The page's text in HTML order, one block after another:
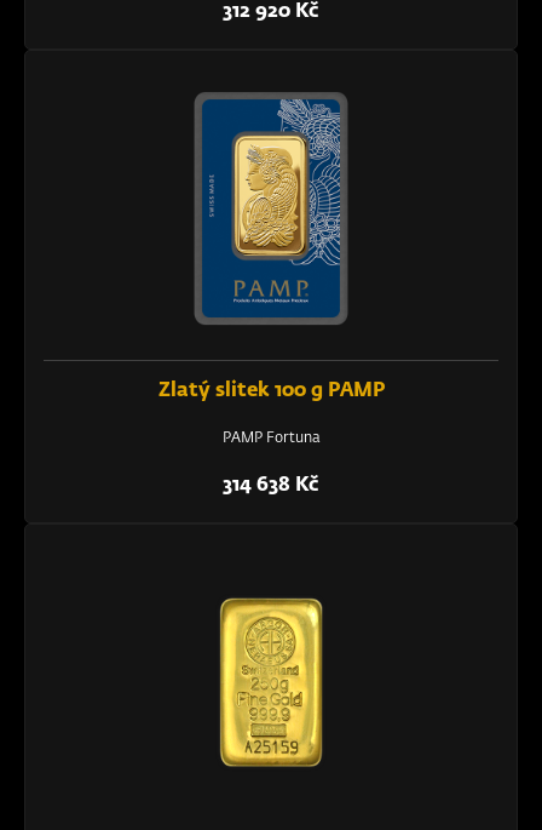
312 920 Kč
Zlatý slitek 100 g PAMP
PAMP Fortuna
314 638 Kč